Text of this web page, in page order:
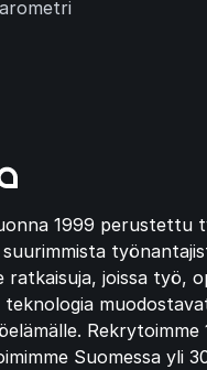
1999 perustettu
ratkaisuja, joissa työ,
teknologia
Rekrytoimme
Suomessa yli